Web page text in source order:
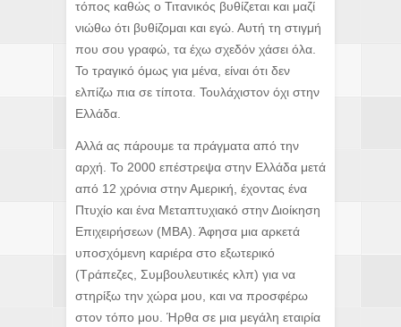
τόπος καθώς ο Τιτανικός βυθίζεται και μαζί
νιώθω ότι βυθίζομαι και εγώ. Αυτή τη στιγμή
που σου γραφώ, τα έχω σχεδόν χάσει όλα.
Το τραγικό όμως για μένα, είναι ότι δεν
ελπίζω πια σε τίποτα. Τουλάχιστον όχι στην
Ελλάδα.
Αλλά ας πάρουμε τα πράγματα από την
αρχή. Το 2000 επέστρεψα στην Ελλάδα μετά
από 12 χρόνια στην Αμερική, έχοντας ένα
Πτυχίο και ένα Μεταπτυχιακό στην Διοίκηση
Επιχειρήσεων (ΜΒΑ). Άφησα μια αρκετά
υποσχόμενη καριέρα στο εξωτερικό
(Τράπεζες, Συμβουλευτικές κλπ) για να
στηρίξω την χώρα μου, και να προσφέρω
στον τόπο μου. Ήρθα σε μια μεγάλη εταιρία